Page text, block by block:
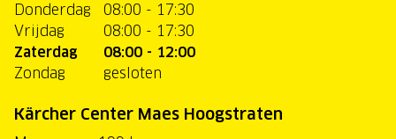
Donderdag
08:00 - 17:30
Vrijdag
08:00 - 17:30
Zaterdag
08:00 - 12:00
Zondag
gesloten
Kärcher Center Maes Hoogstraten